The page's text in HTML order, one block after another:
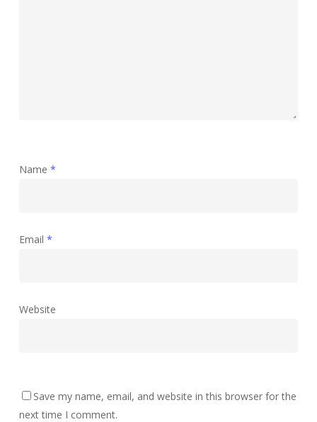
Name *
Email *
Website
Save my name, email, and website in this browser for the
next time I comment.